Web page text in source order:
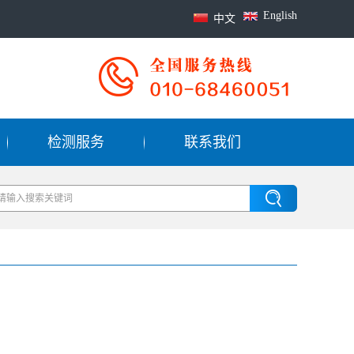
English
中文
检测服务 联系我们